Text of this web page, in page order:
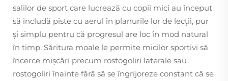
salilor de sport care lucrează cu copii mici au început
să includă piste cu aerul în planurile lor de lecții, pur
și simplu pentru că progresul are loc în mod natural
în timp. Săritura moale le permite micilor sportivi să
încerce mișcări precum rostogoliri laterale sau
rostogoliri înainte fără să se îngrijoreze constant că se